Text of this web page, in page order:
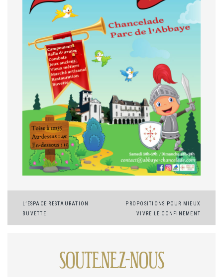
Navigation
de
L’ESPACE RESTAURATION
BUVETTE
PROPOSITIONS POUR MIEUX
VIVRE LE CONFINEMENT
SOUTENEZ-NOUS